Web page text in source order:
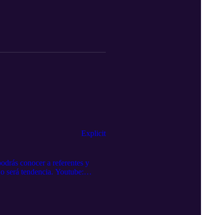
Explicit
conocer a referentes y
será tendencia. Youtube:
by podbox.com y